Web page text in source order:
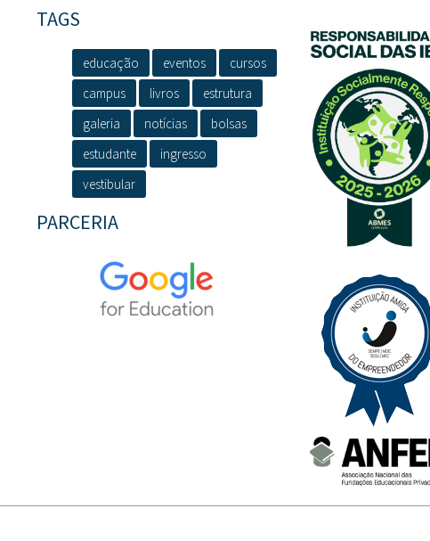
TAGS
educação eventos
cursos
campus
livros
estrutura
galeria
notícias
bolsas
estudante
ingresso
vestibular
PARCERIA